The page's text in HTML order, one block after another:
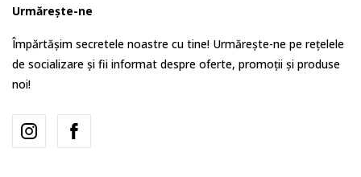
Urmărește-ne
Împărtășim secretele noastre cu tine! Urmărește-ne pe rețelele
de socializare și fii informat despre oferte, promoții și produse
noi!